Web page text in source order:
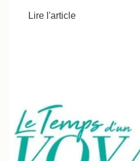
Lire l'article